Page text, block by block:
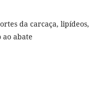
da carcaça, lipídeos,
abate